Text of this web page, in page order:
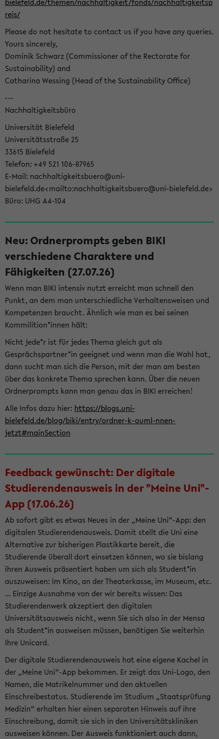
reis/
Please do not hesitate to contact us if you have any queries.
Yours sincerely,
Dominik Schwarz (Commissioner of the Rectorate for
Sustainability) and
Catharina Wessing (Head of the Sustainability Office)
---
Nachhaltigkeitsbüro
Universität Bielefeld
Universitätsstraße 25
33615 Bielefeld
Telefon: +49 521 106-87965
E-Mail: nachhaltigkeitsbuero@uni-
bielefeld.de<mailto:nachhaltigkeitsbuero@uni-bielefeld.de>
Büro: UHG A4-104
Neu: Ordnerprompts geben BIKI
verschiedene Charaktere und
Fähigkeiten (27.07.26)
Wenn man BIKI intensiv nutzt erreicht man schnell den
Punkt, an dem man unterschiedliche Verhaltensweisen und
Kompetenzen braucht. Ähnlich wie man es bei seinen
Kommilition*innen hält:
Nicht jede*r ist für jedes Thema gleich gut als
Gesprächspartner*in geeignet und wenn man die Wahl hat,
dann sucht man sich die Person, mit der man am besten
über das konkrete Thema sprechen kann. Über die neuen
Ordnerprompts kann man genau das in BIKI erreichen!
Alle Infos dazu hier: https://blogs.uni-
bielefeld.de/blog/biki/entry/ordner-k-ouml-nnen-
jetzt#mainSection
Feedback gewünscht: Der digitale
Studierendenausweis in der "Meine Uni"-
App (17.06.26)
Ab sofort gibt es etwas Neues in der „Meine Uni“-App: den
digitalen Studierendenausweis. Damit stellt die Uni eine
Alternative zur bisherigen Plastikkarte bereit, die
Studierende überall dort einsetzen können, wo sie bislang
ihren Ausweis präsentiert haben um sich als Student*in
auszuweisen: Im Kino, an der Theaterkasse, im Museum, etc.
... Einzige Ausnahme von der wir bereits wissen: Das
Studierendenwerk akzeptiert den digitalen
Universitätsausweis nicht, wenn Sie sich also in der Mensa
als Student*in ausweisen müssen, benötigen Sie weiterhin
Ihre Unicard.
Der digitale Studierendenausweis hat eine eigene Kachel in
der „Meine Uni“-App bekommen. Er zeigt das Uni-Logo, den
Namen, die Matrikelnummer und den aktuellen
Einschreibestatus. Studierende im Studium „Staatsprüfung
Medizin“ erhalten hier einen separaten Hinweis auf ihre
Einschreibung, damit sie sich in den Universitätskliniken
ausweisen können. Der Ausweis funktioniert auch dann,